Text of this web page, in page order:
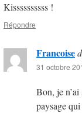
Kissssssssss !
Répondre
Francoise
31 octobre
Bon, je
paysage